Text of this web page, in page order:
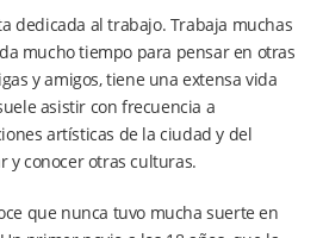
dedicada al trabajo. Trabaja muchas
mucho tiempo para pensar en otras
y amigos, tiene una extensa vida
asistir con frecuencia a
artísticas de la ciudad y del
y conocer otras culturas.
que nunca tuvo mucha suerte en